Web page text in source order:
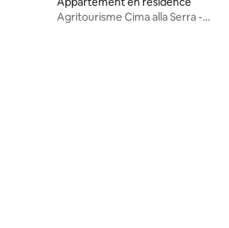
Agritourisme Cima alla Serra -